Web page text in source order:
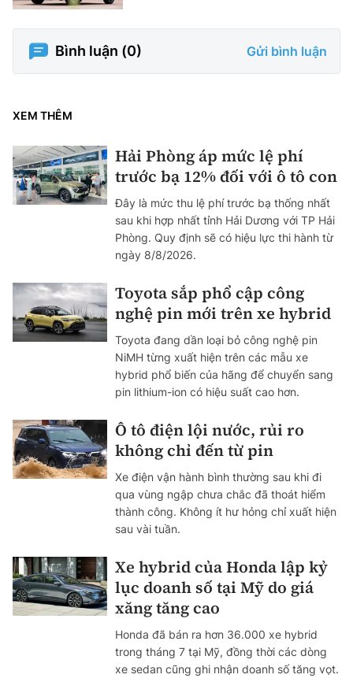
Bình luận (0) Gửi bình luận
XEM THÊM
Hải Phòng áp mức lệ phí
trước bạ 12% đối với ô tô con
Đây là mức thu lệ phí trước bạ thống nhất
sau khi hợp nhất tỉnh Hải Dương với TP Hải
Phòng. Quy định sẽ có hiệu lực thi hành từ
ngày 8/8/2026.
Toyota sắp phổ cập công
nghệ pin mới trên xe hybrid
Toyota đang dần loại bỏ công nghệ pin
NiMH từng xuất hiện trên các mẫu xe
hybrid phổ biến của hãng để chuyển sang
pin lithium-ion có hiệu suất cao hơn.
Ô tô điện lội nước, rủi ro
không chỉ đến từ pin
Xe điện vận hành bình thường sau khi đi
qua vùng ngập chưa chắc đã thoát hiểm
thành công. Không ít hư hỏng chỉ xuất hiện
sau vài tuần.
Xe hybrid của Honda lập kỷ
lục doanh số tại Mỹ do giá
xăng tăng cao
Honda đã bán ra hơn 36.000 xe hybrid
trong tháng 7 tại Mỹ, đồng thời các dòng
xe sedan cũng ghi nhận doanh số tăng vọt.